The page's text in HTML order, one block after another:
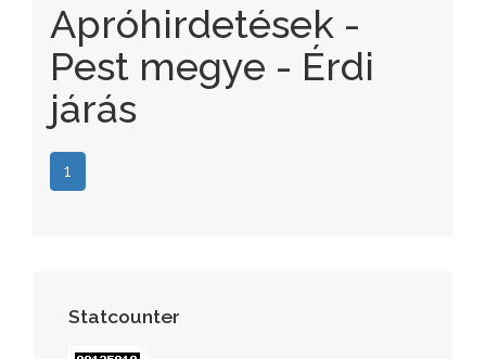
Apróhirdetések -
Pest megye - Érdi
járás
1
Statcounter